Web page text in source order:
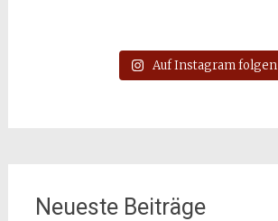
Auf Instagram folgen
Neueste Beiträge